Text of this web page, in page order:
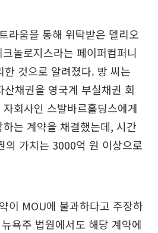
라움을 통해 위탁받은 델리오
놀로지스라는 페이퍼컴퍼니
한 것으로 알려졌다. 방 씨는
채권을 영국계 부실채권 회
회사인 스발바르홀딩스에게
는 계약을 채결했는데, 시간
의 가치는 3000억 원 이상으로
이 MOU에 불과하다고 주장하
욕주 법원에서도 해당 계약에